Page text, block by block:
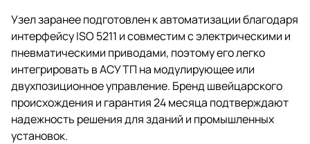
Узел заранее подготовлен к автоматизации благодаря
интерфейсу ISO 5211 и совместим с электрическими и
пневматическими приводами, поэтому его легко
интегрировать в АСУ ТП на модулирующее или
двухпозиционное управление. Бренд швейцарского
происхождения и гарантия 24 месяца подтверждают
надежность решения для зданий и промышленных
установок.